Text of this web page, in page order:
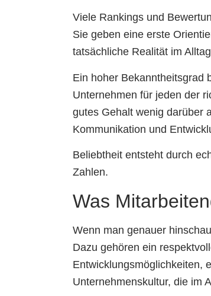
Viele Rankings und
Sie geben eine erste
tatsächliche Realität im
Ein hoher Bekanntheitsgrad
Unternehmen für jeden der
gutes Gehalt wenig darüber
Kommunikation und
Beliebtheit entsteht durch
Zahlen.
Was
Wenn man genauer
Dazu gehören ein
Entwicklungsmöglichkeiten,
Unternehmenskultur, die im